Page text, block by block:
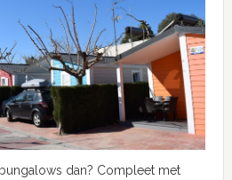
dan? Compleet met